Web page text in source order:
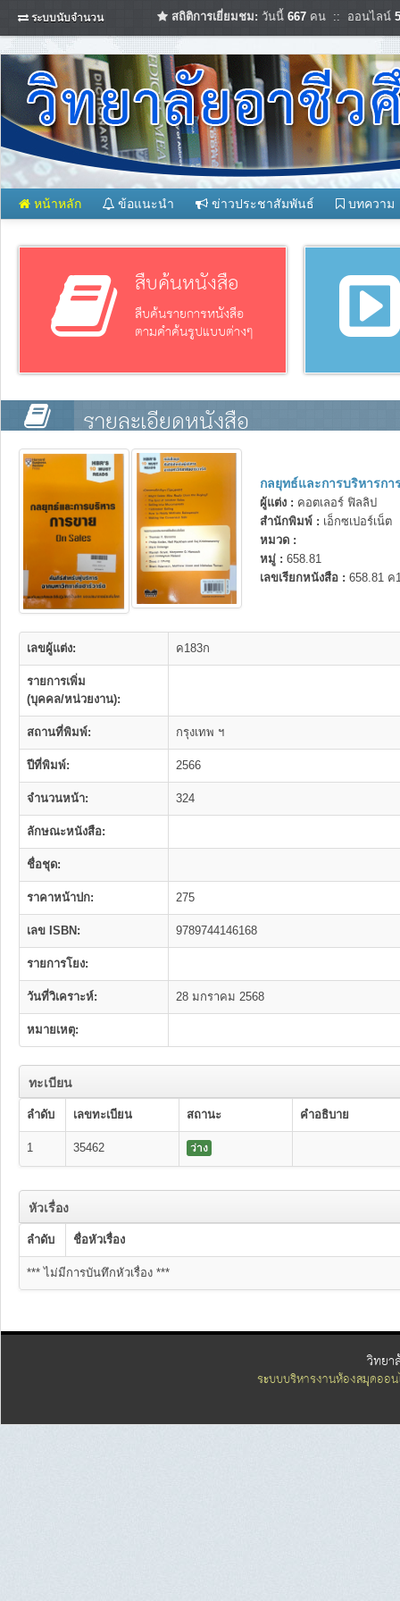
ระบบนับจำนวน สถิติการเยี่ยมชม: วันนี้ 667 คน :: ออนไลน์
หน้าหลัก ข้อแนะนำ ข่าวประชาสัมพันธ์ บทความ
สืบค้นหนังสือ
สืบค้นรายการหนังสือ
ตามคำค้นรูปแบบต่างๆ
รายละเอียดหนังสือ
กลยุทธ์และการบริหารกา
ผู้แต่ง : คอตเลอร์ ฟิลลิป
สำนักพิมพ์ : เอ็กซเปอร์เน็ต
หมวด :
หมู่ : 658.81
เลขเรียกหนังสือ : 658.81 ค
เลขผู้แต่ง: ค183ก
รายการเพิ่ม
(บุคคล/หน่วยงาน):
สถานที่พิมพ์: กรุงเทพ ฯ
ปีที่พิมพ์: 2566
จำนวนหน้า: 324
ลักษณะหนังสือ:
ชื่อชุด:
ราคาหน้าปก: 275
เลข ISBN: 9789744146168
รายการโยง:
วันที่วิเคราะห์: 28 มกราคม 2568
หมายเหตุ:
ทะเบียน
ลำดับ เลขทะเบียน สถานะ คำอธิบาย
1 35462 ว่าง
หัวเรื่อง
ลำดับ ชื่อหัวเรื่อง
*** ไม่มีการบันทึกหัวเรื่อง ***
วิทยา
ระบบบริหารงานห้องสมุดออ